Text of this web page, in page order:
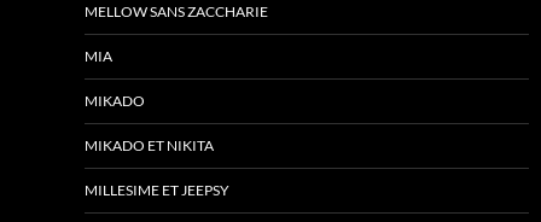
MELLOW SANS ZACCHARIE
MIA
MIKADO
MIKADO ET NIKITA
MILLESIME ET JEEPSY